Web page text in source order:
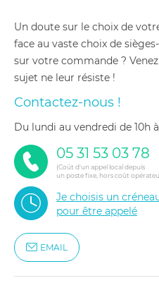
Un doute sur le choix de
face au vaste choix de
sur votre commande ?
sujet ne leur résiste !
Contactez-nous !
du lundi au vendredi de 10h
05 31 53 03 78
(Coût d'un appel local depuis
un poste fixe, hors coût
Je choisis un
pour être appelé
EMAIL